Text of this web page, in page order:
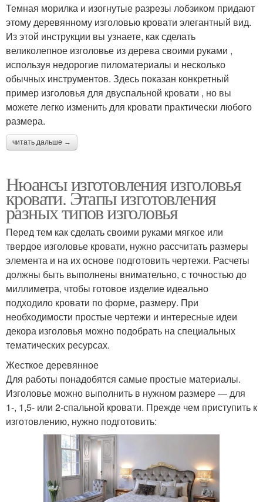
Темная морилка и изогнутые разрезы лобзиком придают
этому деревянному изголовью кровати элегантный вид.
Из этой инструкции вы узнаете, как сделать
великолепное изголовье из дерева своими руками ,
используя недорогие пиломатериалы и несколько
обычных инструментов. Здесь показан конкретный
пример изголовья для двуспальной кровати , но вы
можете легко изменить для кровати практически любого
размера.
читать дальше →
Нюансы изготовления изголовья
кровати. Этапы изготовления
разных типов изголовья
Перед тем как сделать своими руками мягкое или
твердое изголовье кровати, нужно рассчитать размеры
элемента и на их основе подготовить чертежи. Расчеты
должны быть выполнены внимательно, с точностью до
миллиметра, чтобы готовое изделие идеально
подходило кровати по форме, размеру. При
необходимости простые чертежи и интересные идеи
декора изголовья можно подобрать на специальных
тематических ресурсах.
Жесткое деревянное
Для работы понадобятся самые простые материалы.
Изголовье можно выполнить в нужном размере — для
1-, 1,5- или 2-спальной кровати. Прежде чем приступить к
изготовлению, нужно подготовить: